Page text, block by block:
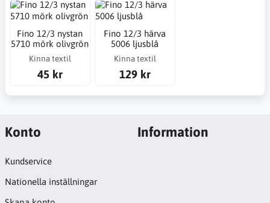
Fino 12/3 nystan
5710 mörk olivgrön
Kinna textil
45 kr
Fino 12/3 härva
5006 ljusblå
Kinna textil
129 kr
Konto
Kundservice
Nationella inställningar
Information